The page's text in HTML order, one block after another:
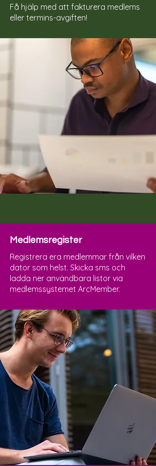
Få hjälp med att fakturera medlems
eller termins-avgiften!
Medlemsregister
Registrera era medlemmar från vilken
dator som helst. Skicka sms och
ladda ner användbara listor via
medlemssystemet ArcMember.